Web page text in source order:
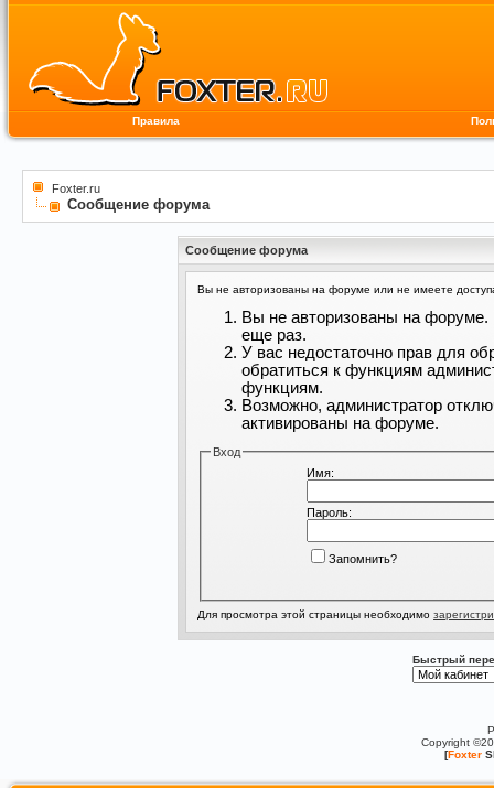
Правила
Foxter.ru
Сообщение форума
Сообщение форума
Вы не авторизованы на форуме или не имеете
Вы не авторизованы на форуме.
еще раз.
У вас недостаточно прав для
обратиться к функциям
функциям.
Возможно, администратор
активированы на форуме.
Вход
Имя:
Пароль:
Запомнить?
Для просмотра этой страницы необходимо
Быстрый
Copyright
[Foxter